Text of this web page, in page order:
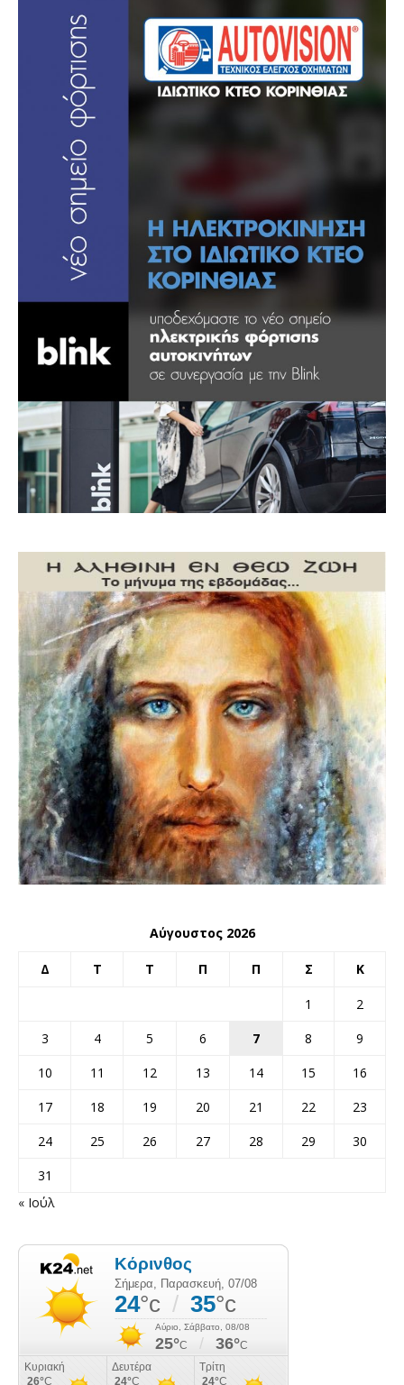
Αύγουστος 2026
Δ Τ Τ Π Π Σ Κ
1
2
3
4 5 6 7 8
9
10
11 12 13 14 15
16
17
18 19 20 21 22
23
24
25 26 27 28 29
30
31
« Ιούλ